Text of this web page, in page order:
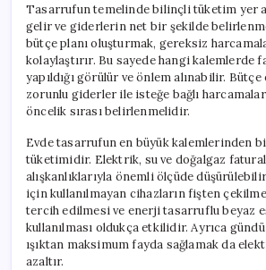
Tasarrufun temelinde bilinçli tüketim yer
gelir ve giderlerin net bir şekilde
bütçe planı oluşturmak, gereksiz
kolaylaştırır. Bu sayede hangi kalemlerde
yapıldığı görülür ve önlem alınabilir.
zorunlu giderler ile isteğe bağlı harcamalar
öncelik sırası belirlenmelidir.
Evde tasarrufun en büyük kalemlerinden
tüketimidir. Elektrik, su ve doğalgaz
alışkanlıklarıyla önemli ölçüde
için kullanılmayan cihazların fişten
tercih edilmesi ve enerji tasarruflu beyaz
kullanılması oldukça etkilidir. Ayrıca
ışıktan maksimum fayda sağlamak da
azaltır.